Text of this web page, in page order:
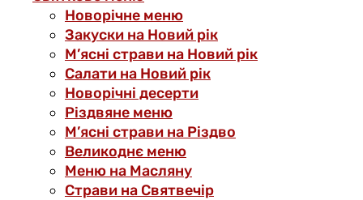
Новорічне меню
Закуски на Новий рік
М’ясні страви на Новий рік
Салати на Новий рік
Новорічні десерти
Різдвяне меню
М’ясні страви на Різдво
Великоднє меню
Меню на Масляну
Страви на Святвечір